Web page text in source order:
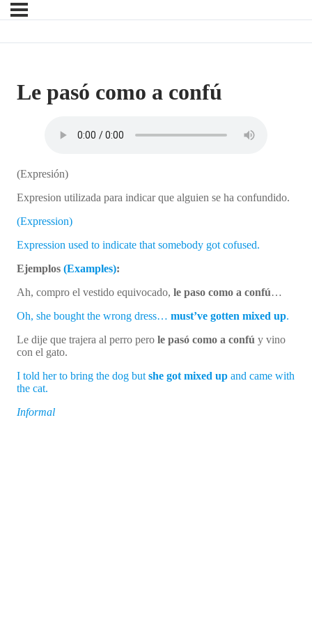
Le pasó como a confú
(Expresión)
Expresion utilizada para indicar que alguien se ha confundido.
(Expression)
Expression used to indicate that somebody got cofused.
Ejemplos (Examples):
Ah, compro el vestido equivocado, le paso como a confú…
Oh, she bought the wrong dress… must’ve gotten mixed up.
Le dije que trajera al perro pero le pasó como a confú y vino
con el gato.
I told her to bring the dog but she got mixed up and came with
the cat.
Informal